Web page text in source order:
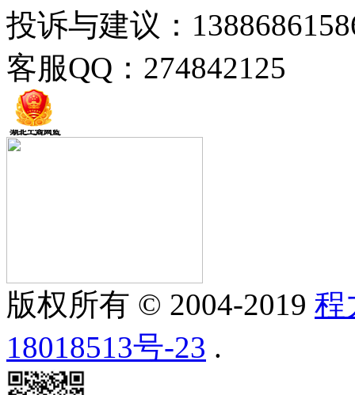
投诉与建议：
客服QQ：274842125
版权所有 © 2004-2019 程
18018513号-23 .